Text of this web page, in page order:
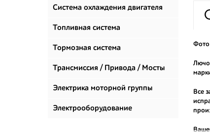
климатизации
Система охлаждения двигателя
Топливная система
Тормозная система
Трансмиссия / Привода / Мосты
Электрика моторной группы
Электрооборудование
Фото
Все